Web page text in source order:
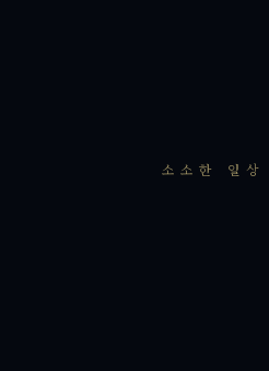
소소한 일상